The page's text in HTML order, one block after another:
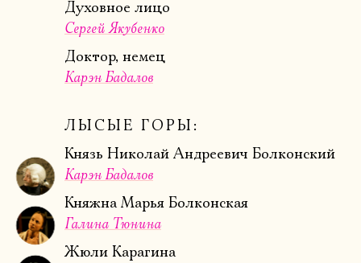
Духовное лицо
Сергей Якубенко
Доктор, немец
Карэн Бадалов
ЛЫСЫЕ ГОРЫ:
Князь Николай Андреевич Болконский
Карэн Бадалов
Княжна Марья Болконская
Галина Тюнина
Жюли Карагина